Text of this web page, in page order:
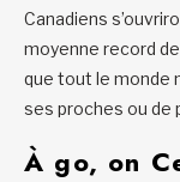
Canadiens
moyenne record
que tout le monde
ses proches ou de
À go, on